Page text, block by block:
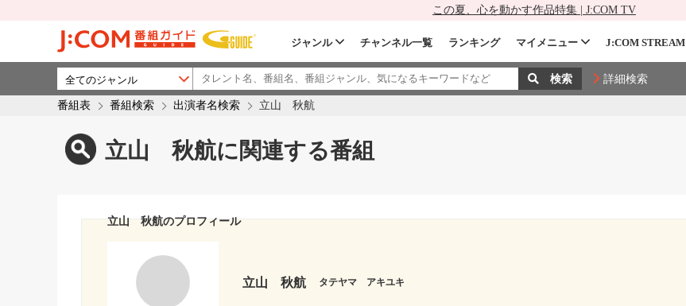
この夏、心を動かす作品特集 | J:COM TV
ジャンル チャンネル一覧 ランキング マイメニュー J:COM STREAM
詳細検索
番組表 番組検索 出演者名検索 立山 秋航
立山 秋航に関連する番組
立山 秋航のプロフィール
立山 秋航 タテヤマ アキユキ